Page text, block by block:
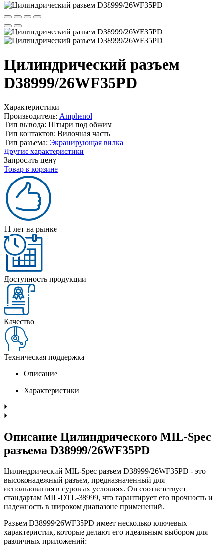
Цилиндрический разъем
D38999/26WF35PD
Характеристики
Производитель: Amphenol
Тип вывода: Штыри под обжим
Тип контактов: Вилочная часть
Тип разъема: Экранирующая вилка
Другие характеристики
Запросить цену
Товар в корзине
11 лет на рынке
Доступность продукции
Качество
Техническая поддержка
Описание
Характеристики
Описание Цилиндрического MIL-Spec
разъема D38999/26WF35PD
Цилиндрический MIL-Spec разъем D38999/26WF35PD - это
высоконадежный разъем, предназначенный для
использования в суровых условиях. Он соответствует
стандартам MIL-DTL-38999, что гарантирует его прочность и
надежность в широком диапазоне применений.
Разъем D38999/26WF35PD имеет несколько ключевых
характеристик, которые делают его идеальным выбором для
различных приложений: